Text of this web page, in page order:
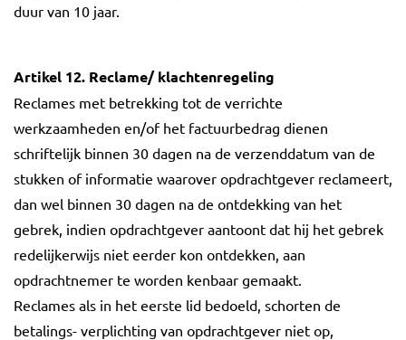
duur van 10 jaar.
Artikel 12. Reclame/ klachtenregeling
Reclames met betrekking tot de verrichte
werkzaamheden en/of het factuurbedrag dienen
schriftelijk binnen 30 dagen na de verzenddatum van de
stukken of informatie waarover opdrachtgever reclameert,
dan wel binnen 30 dagen na de ontdekking van het
gebrek, indien opdrachtgever aantoont dat hij het gebrek
redelijkerwijs niet eerder kon ontdekken, aan
opdrachtnemer te worden kenbaar gemaakt.
Reclames als in het eerste lid bedoeld, schorten de
betalings- verplichting van opdrachtgever niet op,